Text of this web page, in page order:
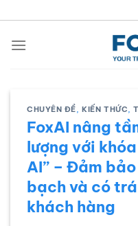
đến
nội
CHUYÊN ĐỀ,KIẾN THỨC,
FoxAI nâng
lượng với
AI” – Đảm
bạch và có
khách hàng